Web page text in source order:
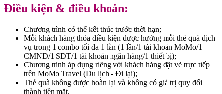
Điều kiện & điều khoản:
Chương trình có thể kết thúc trước thời hạn;
Mỗi khách hàng thỏa điều kiện được hưởng mỗi thẻ quà dịch
vụ trong 1 combo tối đa 1 lần (1 lần/1 tài khoản MoMo/1
CMND/1 SĐT/1 tài khoản ngân hàng/1 thiết bị);
Chương trình áp dụng riêng với khách hàng đặt vé trực tiếp
trên MoMo Travel (Du lịch - Đi lại);
Thẻ quà không được hoàn lại và không có giá trị quy đổi
thành tiền mặt.